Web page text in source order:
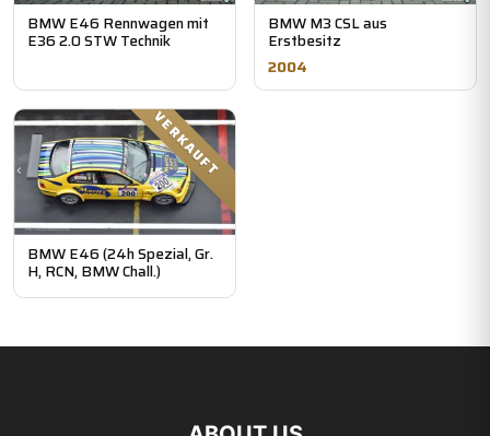
BMW E46 Rennwagen mit
E36 2.0 STW Technik
BMW M3 CSL aus
Erstbesitz
2004
VERKAUFT
BMW E46 (24h Spezial, Gr.
H, RCN, BMW Chall.)